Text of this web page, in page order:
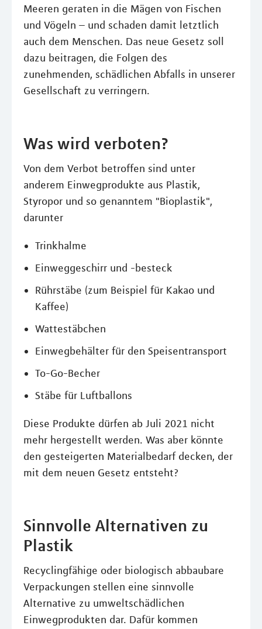
Meeren geraten in die Mägen von Fischen
und Vögeln – und schaden damit letztlich
auch dem Menschen. Das neue Gesetz soll
dazu beitragen, die Folgen des
zunehmenden, schädlichen Abfalls in unserer
Gesellschaft zu verringern.
Was wird verboten?
Von dem Verbot betroffen sind unter
anderem Einwegprodukte aus Plastik,
Styropor und so genanntem "Bioplastik",
darunter
Trinkhalme
Einweggeschirr und -besteck
Rührstäbe (zum Beispiel für Kakao und
Kaffee)
Wattestäbchen
Einwegbehälter für den Speisentransport
To-Go-Becher
Stäbe für Luftballons
Diese Produkte dürfen ab Juli 2021 nicht
mehr hergestellt werden. Was aber könnte
den gesteigerten Materialbedarf decken, der
mit dem neuen Gesetz entsteht?
Sinnvolle Alternativen zu
Plastik
Recyclingfähige oder biologisch abbaubare
Verpackungen stellen eine sinnvolle
Alternative zu umweltschädlichen
Einwegprodukten dar. Dafür kommen